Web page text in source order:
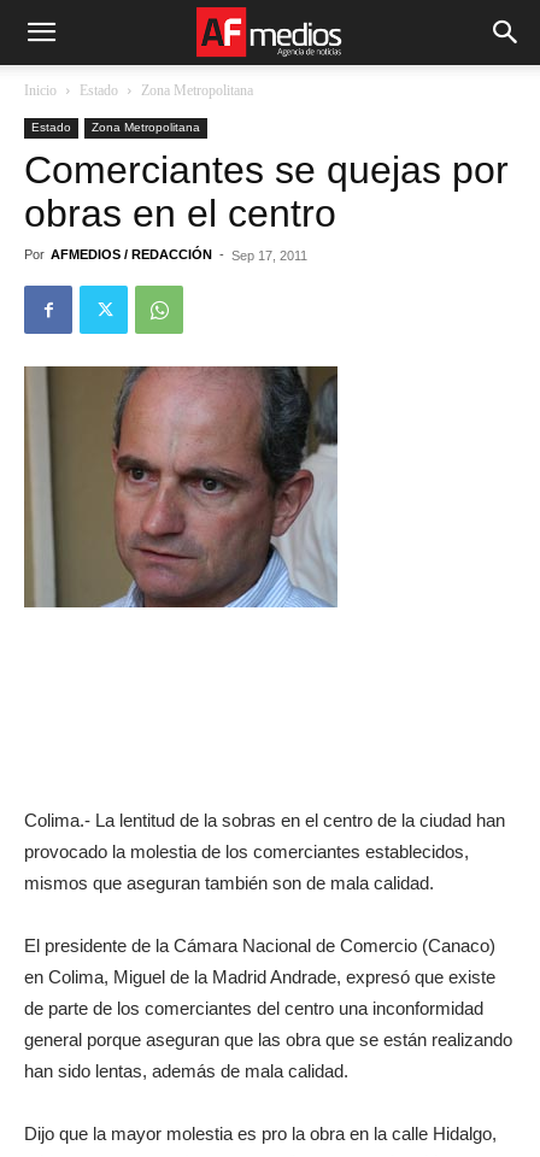
Inicio Estado Zona Metropolitana
Estado Zona Metropolitana
Comerciantes se quejas por
obras en el centro
Por AFMEDIOS / REDACCIÓN - Sep 17, 2011
Colima.- La lentitud de la sobras en el centro de la ciudad han
provocado la molestia de los comerciantes establecidos,
mismos que aseguran también son de mala calidad.
El presidente de la Cámara Nacional de Comercio (Canaco)
en Colima, Miguel de la Madrid Andrade, expresó que existe
de parte de los comerciantes del centro una inconformidad
general porque aseguran que las obra que se están realizando
han sido lentas, además de mala calidad.
Dijo que la mayor molestia es pro la obra en la calle Hidalgo,